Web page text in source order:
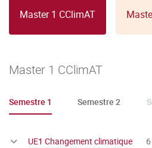
Master 1 CClimAT
Master 1 CClimAT
Semestre 1 Semestre 2
UE1 Changement climatique